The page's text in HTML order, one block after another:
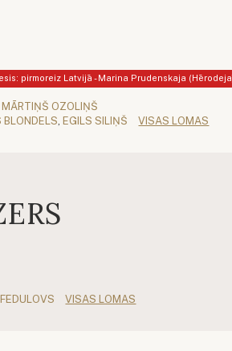
pirmoreiz Latvijā - Marina Prudenskaja
MĀRTIŅŠ OZOLIŅŠ
BLONDELS, EGILS SILIŅŠ VISAS LOMAS
VISAS LOMAS